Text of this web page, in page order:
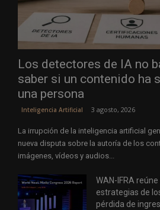
Los detectores de IA no
saber si un contenido ha
una persona
Inteligencia Artificial 3 agosto, 2026
La irrupción de la inteligencia artificial
nueva disputa sobre la autoría de los
imágenes, vídeos y audios...
WAN-IFRA
estrategias de
pérdida de